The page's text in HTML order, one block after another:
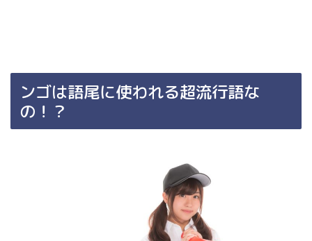
ンゴは語尾に使われる超流行語な
の！？